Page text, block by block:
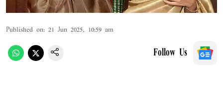
Published on: 21 Jun 2025, 10:59 am
Follow Us